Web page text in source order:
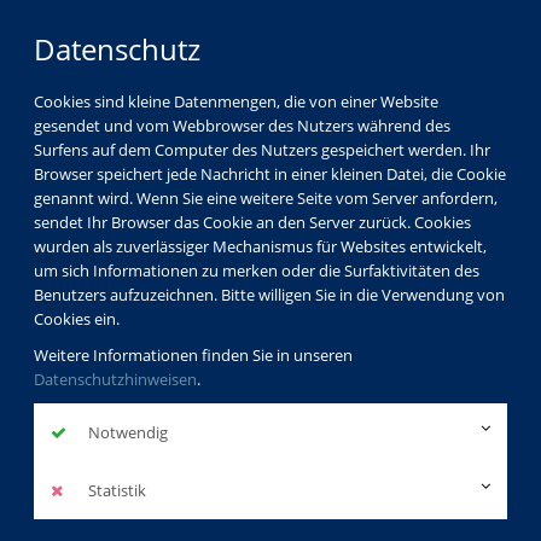
Datenschutz
Cookies sind kleine Datenmengen, die von einer Website
gesendet und vom Webbrowser des Nutzers während des
Surfens auf dem Computer des Nutzers gespeichert werden. Ihr
Browser speichert jede Nachricht in einer kleinen Datei, die Cookie
genannt wird. Wenn Sie eine weitere Seite vom Server anfordern,
sendet Ihr Browser das Cookie an den Server zurück. Cookies
wurden als zuverlässiger Mechanismus für Websites entwickelt,
um sich Informationen zu merken oder die Surfaktivitäten des
Benutzers aufzuzeichnen. Bitte willigen Sie in die Verwendung von
Cookies ein.
Weitere Informationen finden Sie in unseren
Datenschutzhinweisen.
Notwendig
Statistik